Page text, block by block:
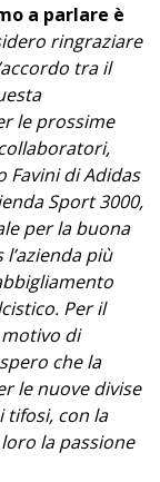
a parlare è
ringraziare
tra il
le prossime
Favini di Adidas
Sport 3000,
per la buona
più
Per il
di
che la
le nuove divise
tifosi, con la
la passione